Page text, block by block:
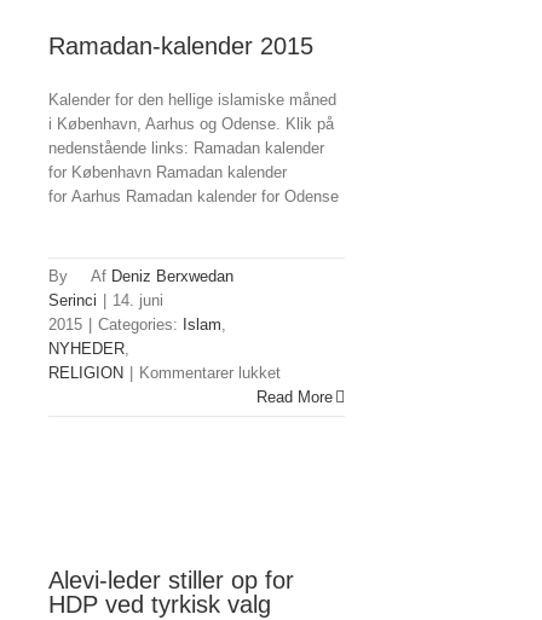
Ramadan-kalender 2015
Kalender for den hellige islamiske måned
i København, Aarhus og Odense. Klik på
nedenstående links: Ramadan kalender
for København Ramadan kalender
for Aarhus Ramadan kalender for Odense
By
Deniz Berxwedan
Serinci
14. juni
2015
Categories: Islam,
NYHEDER,
RELIGION
Kommentarer lukkettil
Ramadan-
kalender
Read More
Alevi-leder stiller op for
HDP ved tyrkisk valg